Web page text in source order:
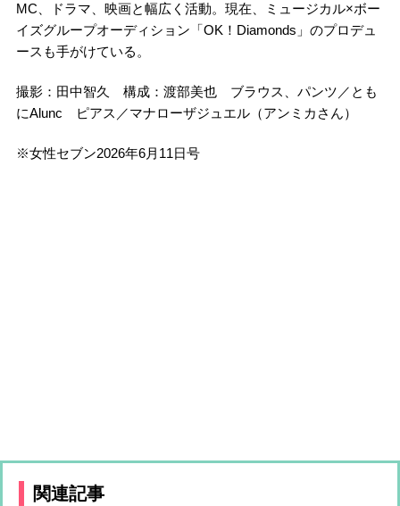
MC、ドラマ、映画と幅広く活動。現在、ミュージカル×ボー
イズグループオーディション「OK！Diamonds」のプロデュ
ースも手がけている。
撮影：田中智久 構成：渡部美也 ブラウス、パンツ／とも
にAlunc ピアス／マナローザジュエル（アンミカさん）
※女性セブン2026年6月11日号
関連記事